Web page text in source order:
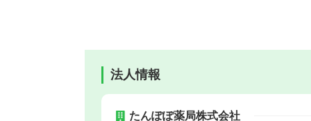
法人情報
たんぽぽ薬局株式会社